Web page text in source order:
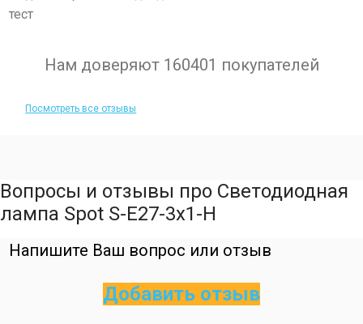
тест
Нам доверяют 160401 покупателей
Посмотреть все отзывы
Вопросы и отзывы про Светодиодная
лампа Spot S-E27-3х1-H
Напишите Ваш вопрос или отзыв
Добавить отзыв